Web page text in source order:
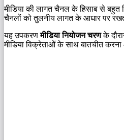
इंप्रेशन की संख्या
मीडिया की लागत चैनल के हिसाब से बहुत
चैनलों को तुलनीय लागत के आधार पर
यह उपकरणमीडिया नियोजन चरणके
मीडिया विक्रेताओं के साथ बातचीत करना